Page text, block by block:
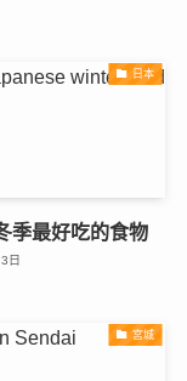
日本
季最好吃的食物
日
宮城